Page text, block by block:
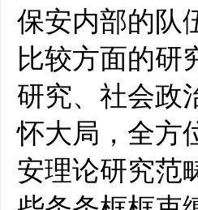
保安内部的队
比较方面的研
研究、社会政
怀大局，全方
安理论研究范